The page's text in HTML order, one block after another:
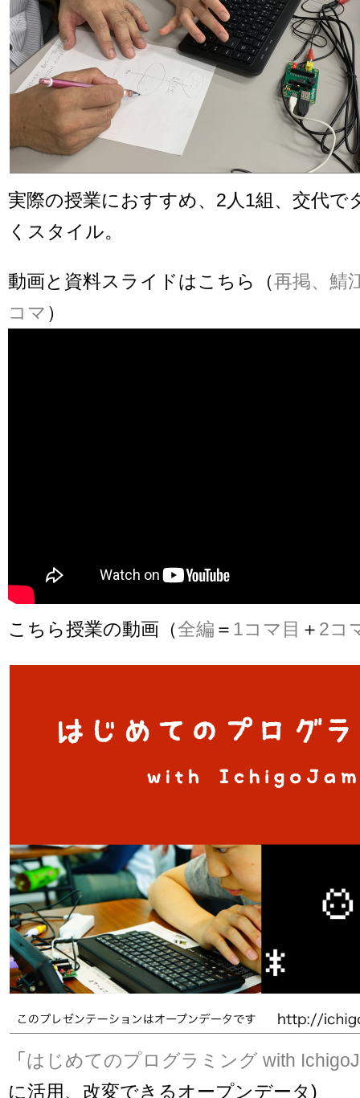
実際の授業におすすめ、2人1組、交代で
くスタイル。
動画と資料スライドはこちら（再掲、鯖
コマ ）
こちら授業の動画（全編 ＝ 1コマ目 ＋ 2コ
「はじめてのプログラミング with
に活用、改変できるオープンデータ)